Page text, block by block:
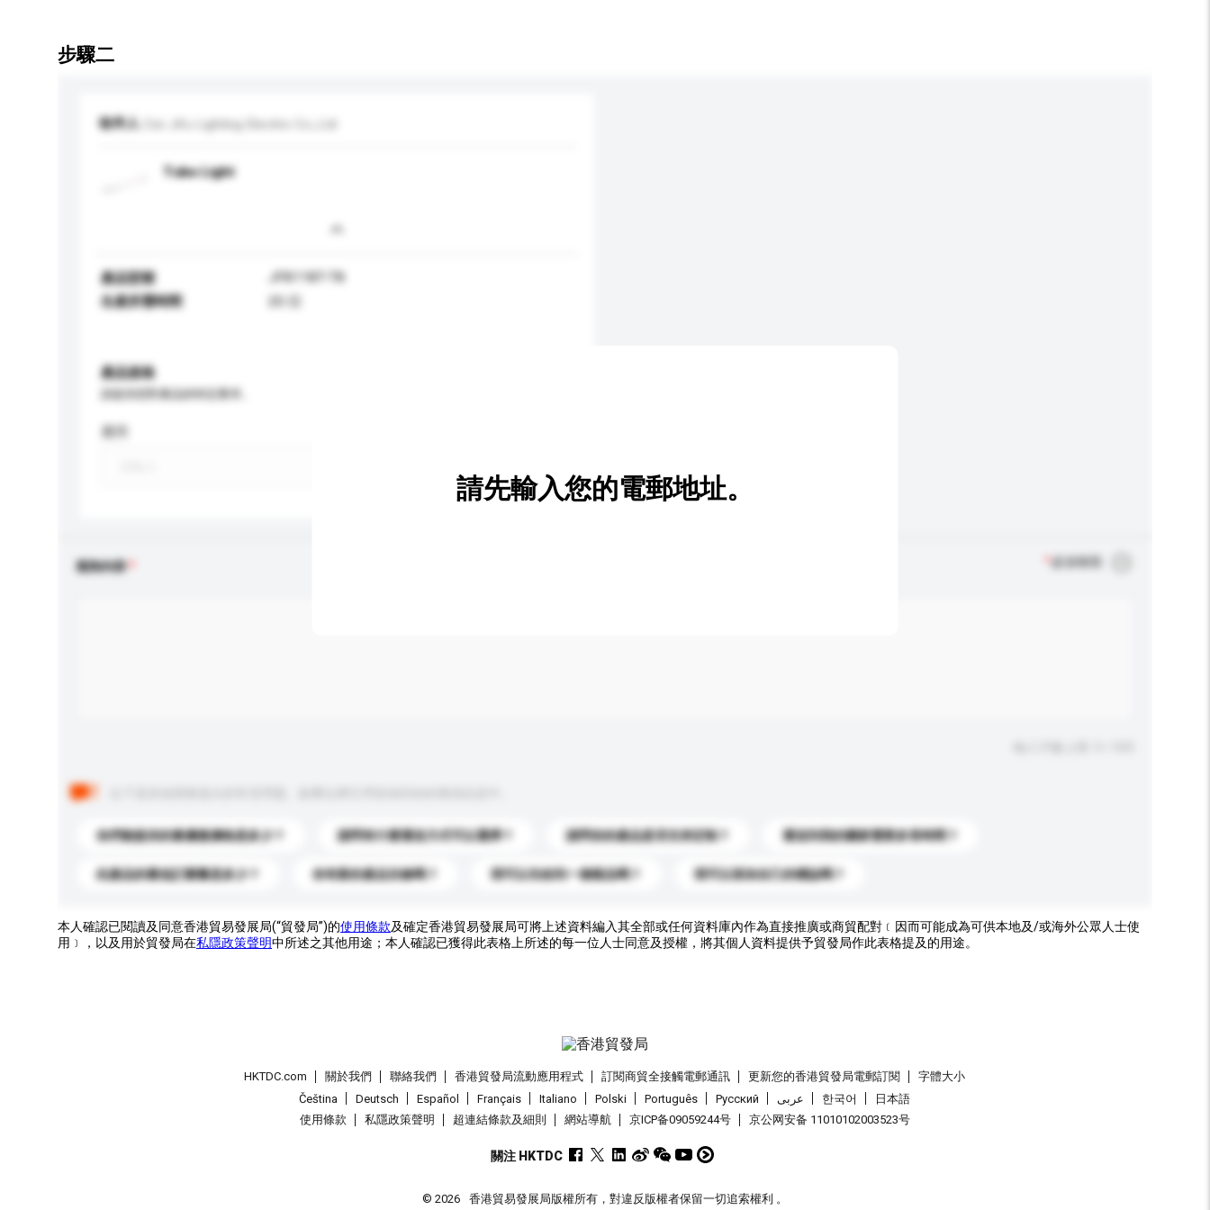
步驟二
收件人 Cixi Jifu Lighting Electric Co.,Ltd
Tube Light
產品型號
JF8118T-T8
生產所需時間
產品規格
查詢內容
你們能提供的最優惠價格是多少？ 請問有什麼運送方式可以選擇？ 請問你的產品是否支持定制？ 運送到我的國家需要多長時間？
此產品的最低訂購量是多少？ 你有新的產品目錄嗎？ 我可以先收到一個樣品嗎？ 我可以添加自己的標誌嗎？
請先輸入您的電郵地址。
本人確認已閱讀及同意香港貿易發展局(“貿發局”)的使用條款及確定香港貿易發展局可將上述資料編入其全部或任何資料庫內作為直接推廣或商貿配對﹝因而可能成為可供本地及/或海外公眾人士使
用﹞，以及用於貿發局在私隱政策聲明中所述之其他用途；本人確認已獲得此表格上所述的每一位人士同意及授權，將其個人資料提供予貿發局作此表格提及的用途。
HKTDC.com 關於我們 聯絡我們 香港貿發局流動應用程式 訂閱商貿全接觸電郵通訊 更新您的香港貿發局電郵訂閱
字體大小
Čeština
Deutsch Español Français Italiano Polski Português Pусский عربى 한국어
日本語
使用條款
私隱政策聲明 超連結條款及細則 網站導航 京ICP备09059244号 京公网安备 11010102003523号
關注 HKTDC
© 2026 香港貿易發展局版權所有，對違反版權者保留一切追索權利 。